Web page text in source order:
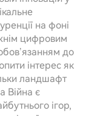
на фоні
цифровим
до
інтерес як
ландшафт
Війна є
ігор,